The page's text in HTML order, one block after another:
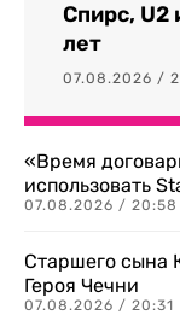
Спирс, U2
лет
07.08.2026 /
«Время
использовать
07.08.2026 / 20:58
Старшего сына
Героя Чечни
07.08.2026 / 20:31